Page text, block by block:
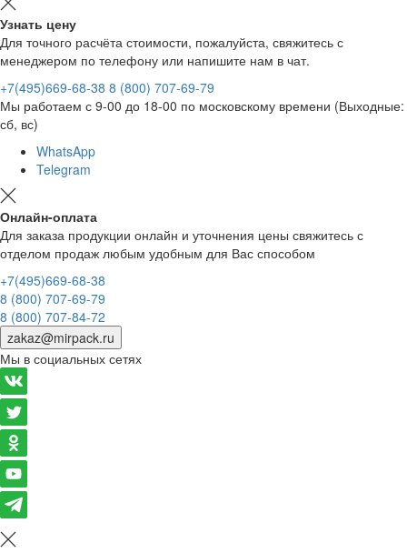
Узнать цену
Для точного расчёта стоимости, пожалуйста, свяжитесь с
менеджером по телефону или напишите нам в чат.
+7(495)669-68-38 8 (800) 707-69-79
Мы работаем с 9-00 до 18-00 по московскому времени (Выходные:
сб, вс)
WhatsApp
Telegram
Онлайн-оплата
Для заказа продукции онлайн и уточнения цены свяжитесь с
отделом продаж любым удобным для Вас способом
+7(495)669-68-38
8 (800) 707-69-79
8 (800) 707-84-72
zakaz@mirpack.ru
Мы в социальных сетях